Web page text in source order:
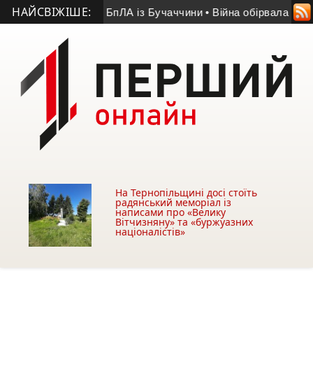
НАЙСВІЖІШЕ:
оператор БпЛА із Бучаччини • Війна обірвала життя
На Тернопільщині досі стоїть
радянський меморіал із
написами про «Велику
Вітчизняну» та «буржуазних
націоналістів»